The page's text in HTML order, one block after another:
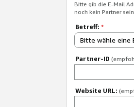
Bitte gib die E-Mail
noch kein Partner
Betreff: *
Bitte wähle eine
Partner-ID
Website URL: